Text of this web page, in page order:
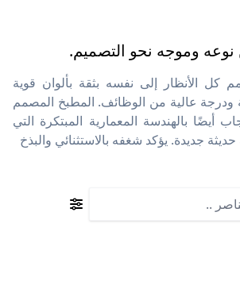
وموجه نحو التصميم.
كل الأنظار إلى نفسه بثقة بألوان قوية
ودرجة عالية من الوظائف. المطبخ المصمم
أيضًا بالهندسة المعمارية المبتكرة التي
جديدة. يؤكد شغفه بالاستثنائي والبذخ